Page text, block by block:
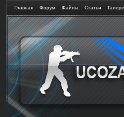
Главная Форум Файлы Статьи